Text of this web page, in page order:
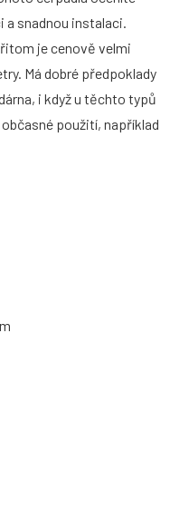
a snadnou instalaci.
je cenově velmi
Má dobré předpoklady
i když u těchto typů
použití, například